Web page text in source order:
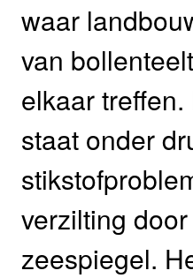
waar
van
elkaar
staat onder
verzilting
zeespiegel.